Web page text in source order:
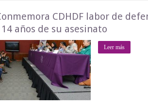
CDHDF labor de
años de su asesinato
Leer más